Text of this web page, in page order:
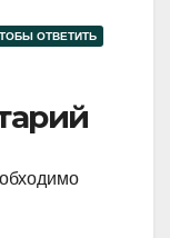
ОТВЕТИТЬ